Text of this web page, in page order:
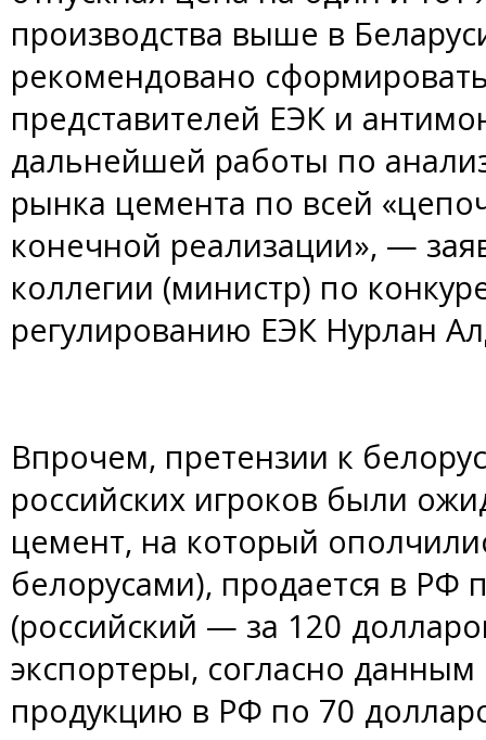
производства выше в
рекомендовано
представителей ЕЭК и
дальнейшей работы по
рынка цемента по всей
конечной реализации», —
коллегии (министр) по
регулированию ЕЭК Нурлан
Впрочем, претензии к
российских игроков были
цемент, на который
белорусами), продается в РФ
(российский — за 120
экспортеры, согласно
продукцию в РФ по 70